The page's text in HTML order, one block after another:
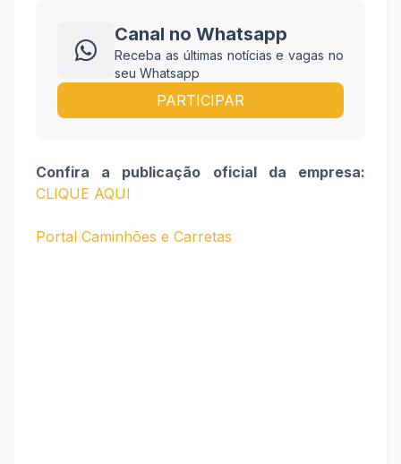
Canal no Whatsapp
Receba as últimas notícias e vagas no
seu Whatsapp
PARTICIPAR
Confira a publicação oficial da empresa:
CLIQUE AQUI
Portal Caminhões e Carretas